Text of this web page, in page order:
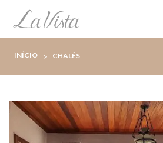
INÍCIO > CHALÉS